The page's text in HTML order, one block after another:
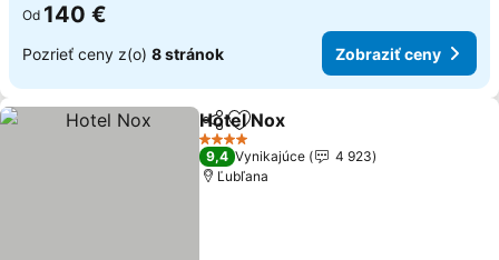
Od 140 €
Pozrieť ceny z(o) 8 stránok Zobraziť ceny
ZdieľaťPridať do obľúbených
Hotel Nox
4 Počet hviezdičiek
9,4 Vynikajúce
4 923
Ľubľana